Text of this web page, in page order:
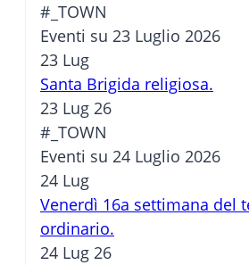
#_TOWN
Eventi su 23 Luglio 2026
23 Lug
Santa Brigida religiosa.
23 Lug 26
#_TOWN
Eventi su 24 Luglio 2026
24 Lug
Venerdì 16a settimana del
ordinario.
24 Lug 26